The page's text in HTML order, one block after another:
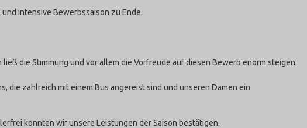
intensive Bewerbssaison zu Ende.
die Stimmung und vor allem die Vorfreude auf diesen Bewerb enorm steigen.
die zahlreich mit einem Bus angereist sind und unseren Damen ein
konnten wir unsere Leistungen der Saison bestätigen.